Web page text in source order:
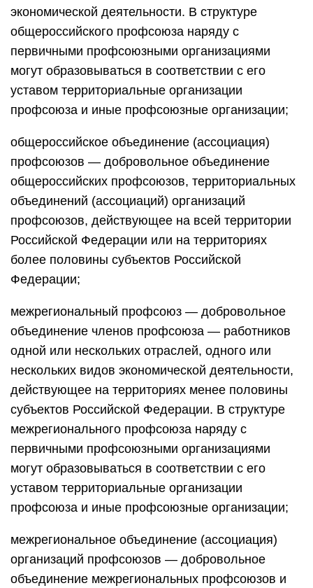
экономической деятельности. В структуре
общероссийского профсоюза наряду с
первичными профсоюзными организациями
могут образовываться в соответствии с его
уставом территориальные организации
профсоюза и иные профсоюзные организации;
общероссийское объединение (ассоциация)
профсоюзов — добровольное объединение
общероссийских профсоюзов, территориальных
объединений (ассоциаций) организаций
профсоюзов, действующее на всей территории
Российской Федерации или на территориях
более половины субъектов Российской
Федерации;
межрегиональный профсоюз — добровольное
объединение членов профсоюза — работников
одной или нескольких отраслей, одного или
нескольких видов экономической деятельности,
действующее на территориях менее половины
субъектов Российской Федерации. В структуре
межрегионального профсоюза наряду с
первичными профсоюзными организациями
могут образовываться в соответствии с его
уставом территориальные организации
профсоюза и иные профсоюзные организации;
межрегиональное объединение (ассоциация)
организаций профсоюзов — добровольное
объединение межрегиональных профсоюзов и